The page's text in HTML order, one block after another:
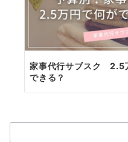
家事代行サブスク 2.5
できる？